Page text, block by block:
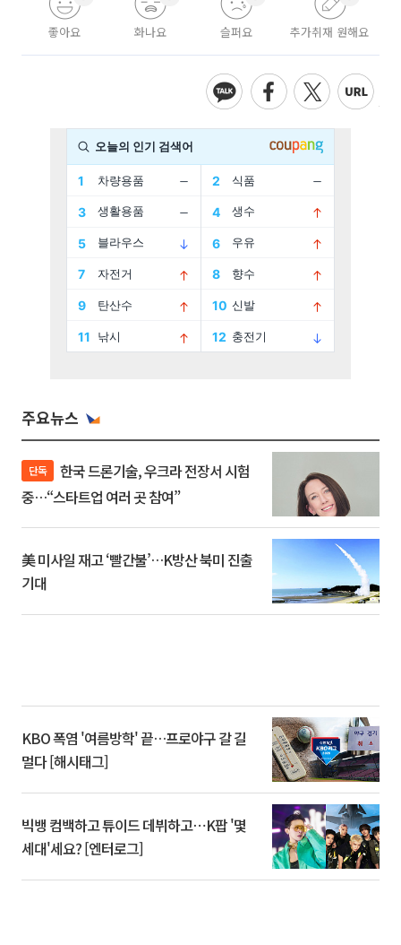
좋아요 화나요 슬퍼요 추가취재 원해요
주요뉴스
단독
중…“스타트업 여러 곳 참여”
美 미사일 재고 ‘빨간불’…K방산 북미 진출
기대
KBO 폭염 '여름방학' 끝…프로야구 갈 길
멀다 [해시태그]
빅뱅 컴백하고 튜이드 데뷔하고⋯K팝 '몇
세대'세요? [엔터로그]